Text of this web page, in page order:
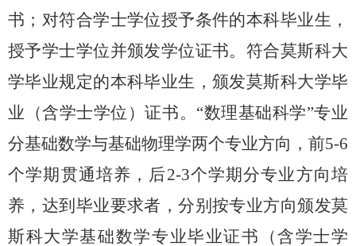
书；对符合学士学位授予条件的本科毕业生，
授予学士学位并颁发学位证书。符合莫斯科大
学毕业规定的本科毕业生，颁发莫斯科大学毕
业（含学士学位）证书。 “数理基础科学”专业
分基础数学与基础物理学两个专业方向，前5-6
个学期贯通培养，后2-3个学期分专业方向培
养，达到毕业要求者，分别按专业方向颁发莫
斯科大学基础数学专业毕业证书
（含学士学